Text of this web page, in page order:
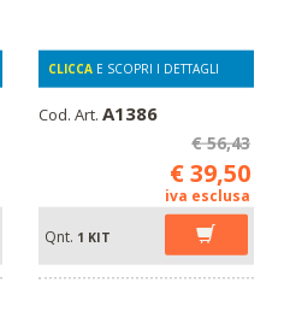
CLICCA E SCOPRI I DETTAGLI
Cod. Art. A1386
€ 56,43
€ 39,50
iva esclusa
Qnt. 1 KIT